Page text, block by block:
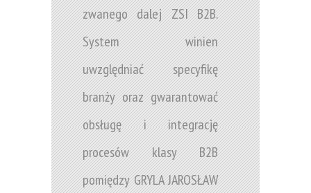
zwanego dalej ZSI B2B.
System winien
uwzględniać specyfikę
branży oraz gwarantować
obsługę i integrację
procesów klasy B2B
pomiędzy GRYLA JAROSŁAW